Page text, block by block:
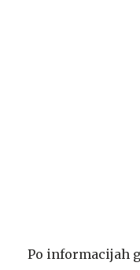
Po informacijah